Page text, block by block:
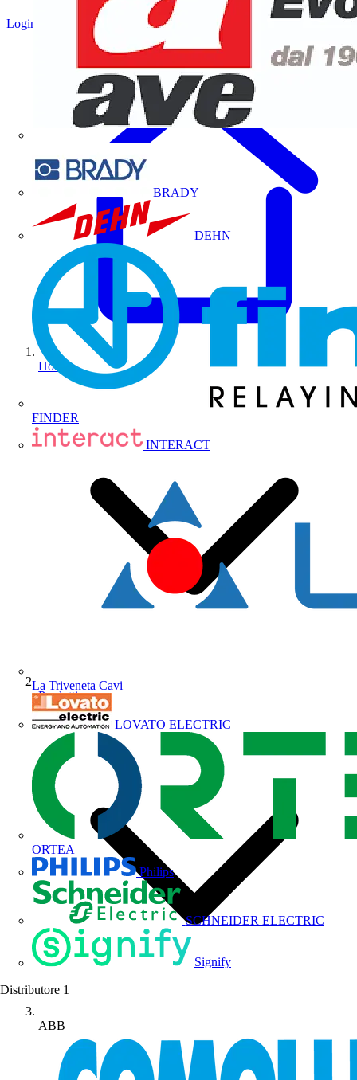
BRADY
DEHN
FINDER
INTERACT
La Triveneta Cavi
LOVATO ELECTRIC
ORTEA
Philips
SCHNEIDER ELECTRIC
Signify
Distributore 1
Login
Home
Prodotti
ABB